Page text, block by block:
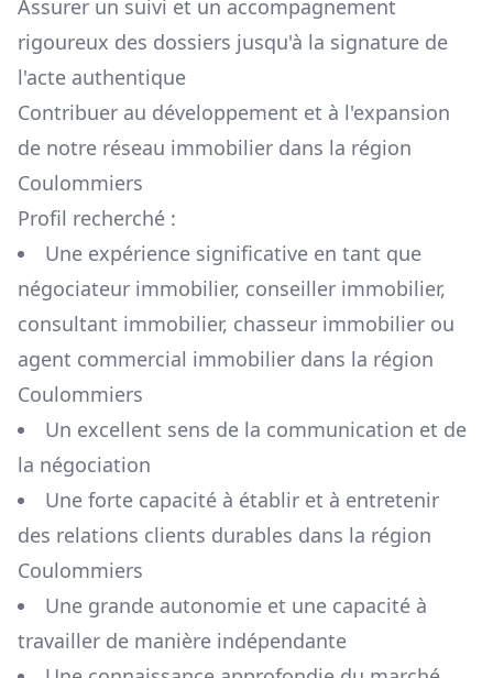
Assurer un suivi et un accompagnement
rigoureux des dossiers jusqu'à la signature de
l'acte authentique
Contribuer au développement et à l'expansion
de notre réseau immobilier dans la région
Coulommiers
Profil recherché :
Une expérience significative en tant que
négociateur immobilier, conseiller immobilier,
consultant immobilier, chasseur immobilier ou
agent commercial immobilier dans la région
Coulommiers
Un excellent sens de la communication et de
la négociation
Une forte capacité à établir et à entretenir
des relations clients durables dans la région
Coulommiers
Une grande autonomie et une capacité à
travailler de manière indépendante